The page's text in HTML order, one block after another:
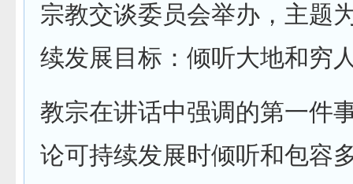
宗教交谈委员会举办，主题
续发展目标：倾听大地和穷
教宗在讲话中强调的第一件
论可持续发展时倾听和包容